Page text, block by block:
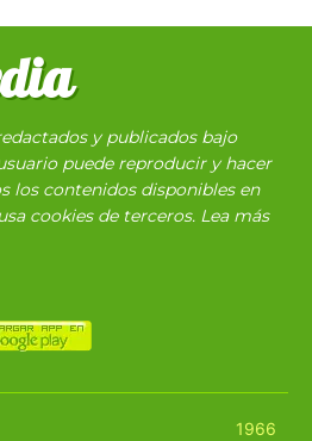
y publicados bajo
puede reproducir y hacer
los contenidos disponibles en
cookies de terceros. Lea más
1966